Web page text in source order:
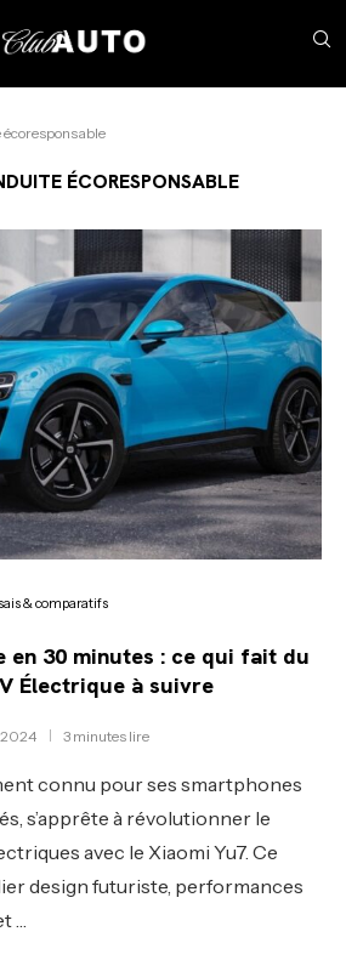
ÉCORESPONSABLE
& comparatifs
en 30 minutes : ce qui fait du
Électrique à suivre
2024 3 minutes lire
connu pour ses smartphones
s’apprête à révolutionner le
avec le Xiaomi Yu7. Ce
design futuriste, performances
…